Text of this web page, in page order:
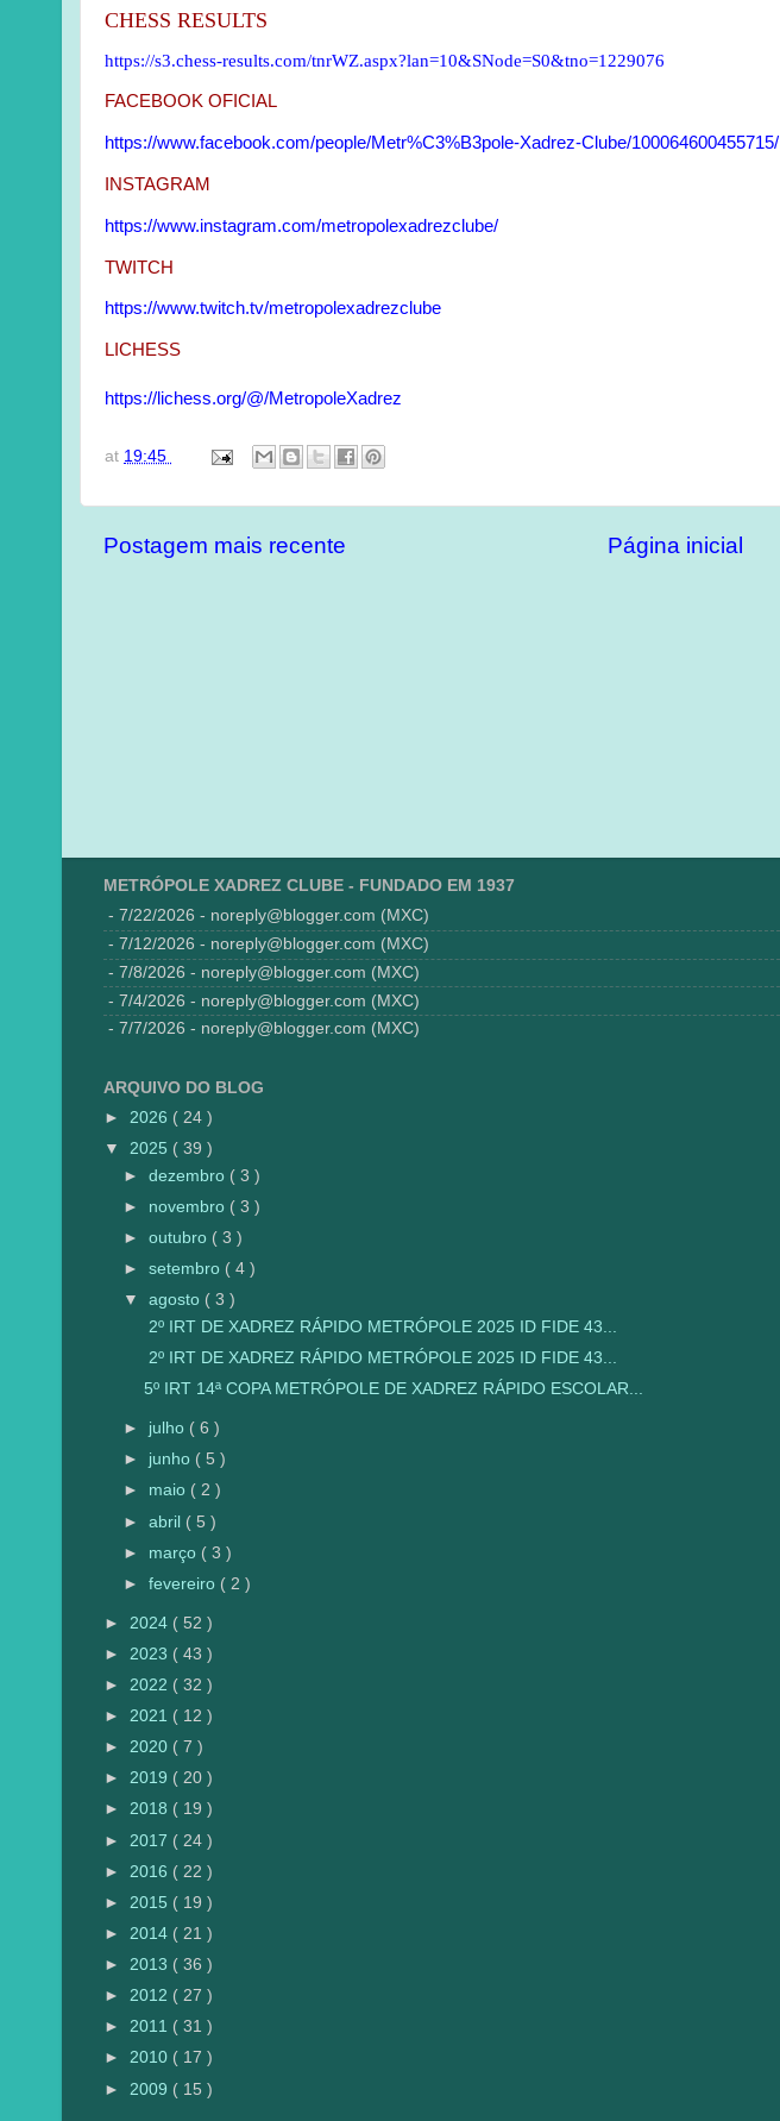
CHESS RESULTS
https://s3.chess-results.com/tnrWZ.aspx?lan=10&SNode=S0&tno=1229076
FACEBOOK OFICIAL
https://www.facebook.com/people/Metr%C3%B3pole-Xadrez-Clube/100064600455715/
INSTAGRAM
https://www.instagram.com/metropolexadrezclube/
TWITCH
https://www.twitch.tv/metropolexadrezclube
LICHESS
https://lichess.org/@/MetropoleXadrez
at 19:45
Postagem mais recente Página inicial
METRÓPOLE XADREZ CLUBE - FUNDADO EM 1937
- 7/22/2026 - noreply@blogger.com (MXC)
- 7/12/2026 - noreply@blogger.com (MXC)
- 7/8/2026 - noreply@blogger.com (MXC)
- 7/4/2026 - noreply@blogger.com (MXC)
- 7/7/2026 - noreply@blogger.com (MXC)
ARQUIVO DO BLOG
► 2026 ( 24 )
▼ 2025 ( 39 )
►dezembro ( 3 )
► novembro ( 3 )
►outubro ( 3 )
►setembro ( 4 )
▼agosto ( 3 )
2º IRT DE XADREZ RÁPIDO METRÓPOLE 2025 ID FIDE 43...
2º IRT DE XADREZ RÁPIDO METRÓPOLE 2025 ID FIDE 43...
5º IRT 14ª COPA METRÓPOLE DE XADREZ RÁPIDO ESCOLAR...
► julho ( 6 )
► junho ( 5 )
► maio ( 2 )
►abril ( 5 )
► março ( 3 )
►fevereiro ( 2 )
► 2024 ( 52 )
► 2023 ( 43 )
► 2022 ( 32 )
► 2021 ( 12 )
► 2020 ( 7 )
► 2019 ( 20 )
► 2018 ( 19 )
► 2017 ( 24 )
► 2016 ( 22 )
► 2015 ( 19 )
► 2014 ( 21 )
► 2013 ( 36 )
► 2012 ( 27 )
► 2011 ( 31 )
► 2010 ( 17 )
► 2009 ( 15 )